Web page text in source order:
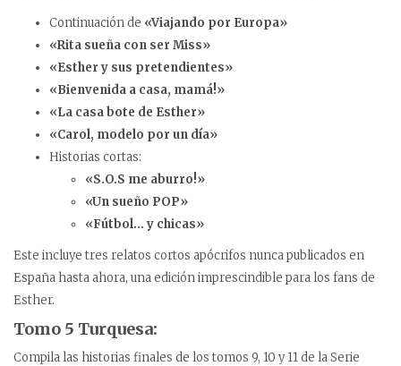
Continuación de «Viajando por Europa»
«Rita sueña con ser Miss»
«Esther y sus pretendientes»
«Bienvenida a casa, mamá!»
«La casa bote de Esther»
«Carol, modelo por un día»
Historias cortas:
«S.O.S me aburro!»
«Un sueño POP»
«Fútbol… y chicas»
Este incluye tres relatos cortos apócrifos nunca publicados en
España hasta ahora, una edición imprescindible para los fans de
Esther.
Tomo 5 Turquesa:
Compila las historias finales de los tomos 9, 10 y 11 de la Serie